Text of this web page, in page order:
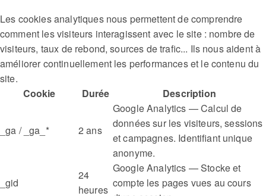
Les cookies analytiques nous permettent de comprendre
comment les visiteurs interagissent avec le site : nombre de
visiteurs, taux de rebond, sources de trafic... Ils nous aident à
améliorer continuellement les performances et le contenu du
site.
Cookie
Durée Description
_ga / _ga_* 2 ans
Google Analytics — Calcul de
données sur les visiteurs, sessions
et campagnes. Identifiant unique
anonyme.
_gid
24
heures
Google Analytics — Stocke et
compte les pages vues au cours